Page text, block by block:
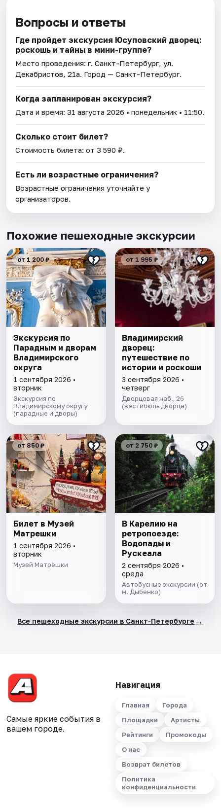
Вопросы и ответы
Где пройдет экскурсия Юсуповский дворец:
роскошь и тайны в мини-группе?
Место проведения:г. Санкт-Петербург, ул.
Декабристов, 21а. Город — Санкт-Петербург.
Когда запланирован экскурсия?
Дата и время:31 августа 2026 • понедельник • 11:50.
Сколько стоит билет?
Стоимость билета: от 3 590 ₽.
Есть ли возрастные ограничения?
Возрастные ограничения уточняйте у
организаторов.
Похожие пешеходные экскурсии
от 1 200 ₽
Экскурсия по
Парадным и дворам
Владимирского
округа
1 сентября 2026 •
вторник
Экскурсия по
Владимирскому округу
(парадные и дворы)
от 1 995 ₽
Владимирский
дворец:
путешествие по
истории и роскоши
3 сентября 2026 •
четверг
Дворцовая наб., 26
(вестибюль дворца)
от 850 ₽
Билет в Музей
Матрешки
1 сентября 2026 •
вторник
Музей Матрёшки
от 2 750 ₽
В Карелию на
ретропоезде:
Водопады и
Рускеала
2 сентября 2026 •
среда
Автобусные экскурсии (от
м. Дыбенко)
Все пешеходные экскурсии в Санкт-Петербурге →
Самые яркие события в
вашем городе.
Навигация
Главная
Города
Площадки
Артисты
Рейтинги
Промокоды
О нас
Возврат билетов
Политика
конфиденциальности